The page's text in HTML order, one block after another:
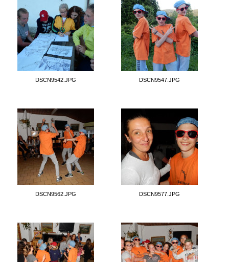
DSCN9542.JPG DSCN9547.JPG
DSCN9562.JPG DSCN9577.JPG